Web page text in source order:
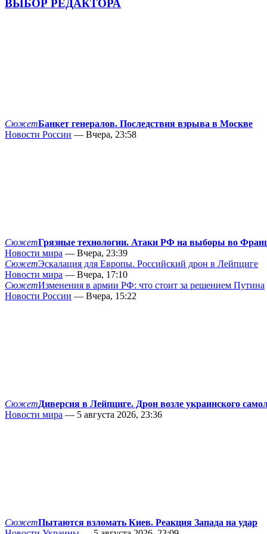
ВЫБОР РЕДАКТОРА
СюжетБанкет генералов. Последствия взрыва в Москве
Новости России — Вчера, 23:58
СюжетГрязные технологии. Атаки РФ на выборы во
Новости мира — Вчера, 23:39
СюжетЭскалация для Европы. Российский дрон в Лейпциге
Новости мира — Вчера, 17:10
СюжетИзменения в армии РФ: что стоит за решением Путина
Новости России — Вчера, 15:22
СюжетДиверсия в Лейпциге. Дрон возле украинского
Новости мира — 5 августа 2026, 23:36
СюжетПытаются взломать Киев. Реакция Запада на удар